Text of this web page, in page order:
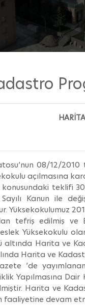
08/12/
açılmasına
konusundaki teklifi
Sayılı Kanun ile
Yüksekokulumuz
tefriş edilmiş ve
Yüksekokulu
altında Harita ve
Harita ve
’de
Yapılmasına
Harita ve
faaliyetine devam